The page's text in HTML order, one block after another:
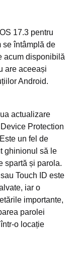
17.3 pentru
se întâmplă de
acum disponibilă
are aceeași
Android.
actualizare
Protection
un fel de
ghinionul să le
spartă și parola.
Touch ID este
iar o
importante,
parolei
o locație